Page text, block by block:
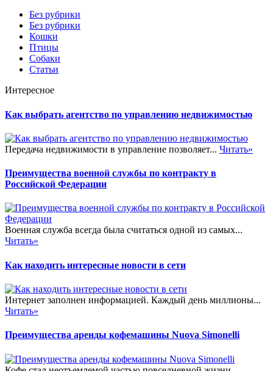
Без рубрики
Без рубрики
Кошки
Птицы
Собаки
Статьи
Интересное
Как выбрать агентство по управлению недвижимостью
Передача недвижимости в управление позволяет... Читать»
Преимущества военной службы по контракту в
Российской Федерации
Военная служба всегда была считаться одной из самых...
Читать»
Как находить интересные новости в сети
Интернет заполнен информацией. Каждый день миллионы...
Читать»
Преимущества аренды кофемашины Nuova Simonelli